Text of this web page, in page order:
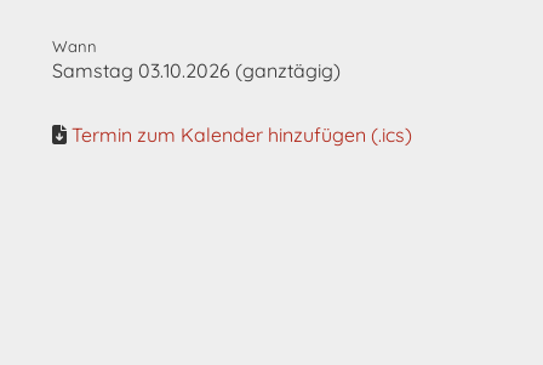
Wann
Samstag 03.10.2026 (ganztägig)
Termin zum Kalender hinzufügen (.ics)